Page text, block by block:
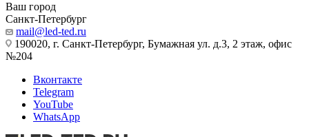
Ваш город
Санкт-Петербург
mail@led-ted.ru
190020, г. Санкт-Петербург, Бумажная ул. д.3, 2 этаж, офис
№204
Вконтакте
Telegram
YouTube
WhatsApp